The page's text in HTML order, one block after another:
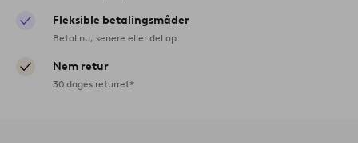
Fleksible betalingsmåder
Betal nu, senere eller del op
Nem retur
30 dages returret*